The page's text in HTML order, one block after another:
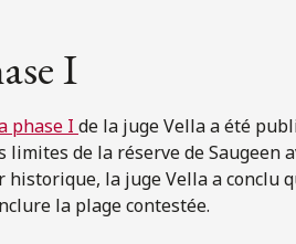
I
phase I de la juge Vella a été
de la réserve de Saugeen
historique, la juge Vella a conclu
la plage contestée.